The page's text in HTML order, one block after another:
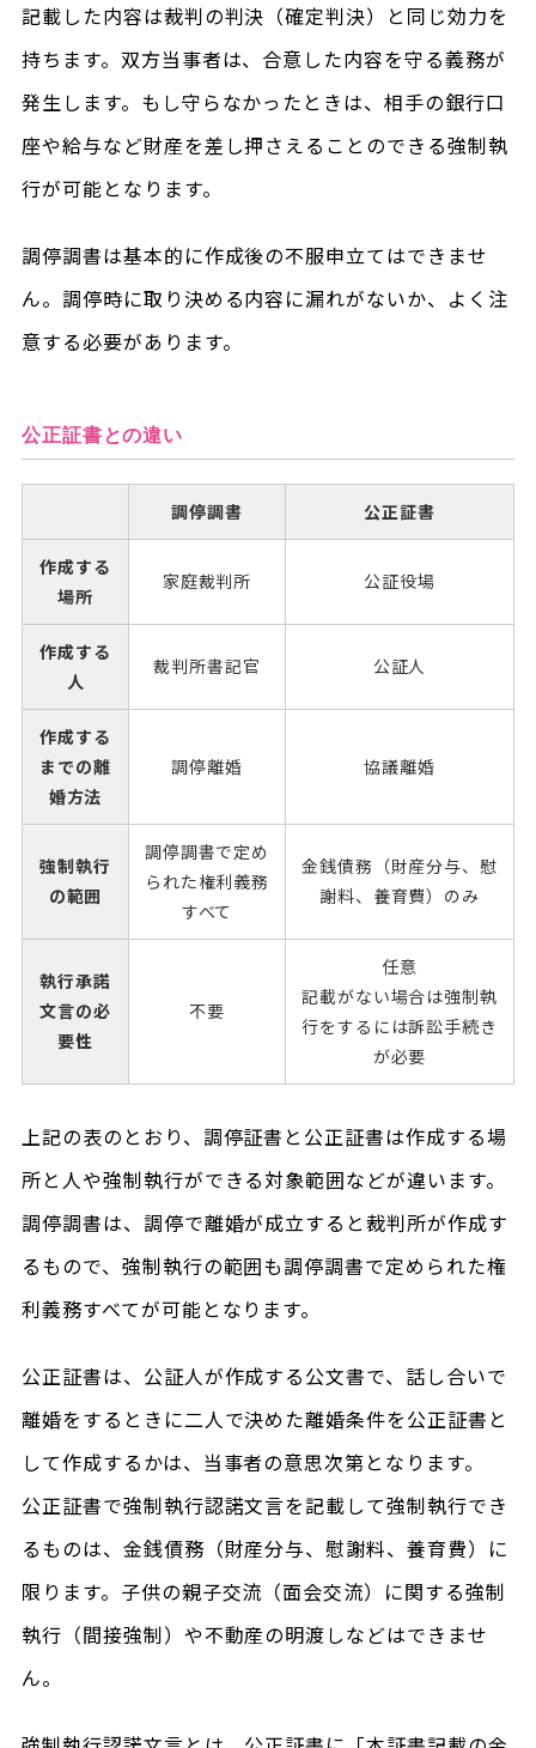
記載した内容は裁判の判決（確定判決）と同じ効力を
持ちます。双方当事者は、合意した内容を守る義務が
発生します。もし守らなかったときは、相手の銀行口
座や給与など財産を差し押さえることのできる強制執
行が可能となります。
調停調書は基本的に作成後の不服申立てはできませ
ん。調停時に取り決める内容に漏れがないか、よく注
意する必要があります。
公正証書との違い
調停調書 公正証書
作成する
場所
家庭裁判所 公証役場
作成する
人
裁判所書記官 公証人
作成する
までの離
婚方法
調停離婚 協議離婚
強制執行
の範囲
調停調書で定め
られた権利義務
すべて
金銭債務（財産分与、慰
謝料、養育費）のみ
執行承諾
文言の必
要性
不要
任意
記載がない場合は強制執
行をするには訴訟手続き
が必要
上記の表のとおり、調停証書と公正証書は作成する場
所と人や強制執行ができる対象範囲などが違います。
調停調書は、調停で離婚が成立すると裁判所が作成す
るもので、強制執行の範囲も調停調書で定められた権
利義務すべてが可能となります。
公正証書は、公証人が作成する公文書で、話し合いで
離婚をするときに二人で決めた離婚条件を公正証書と
して作成するかは、当事者の意思次第となります。
公正証書で強制執行認諾文言を記載して強制執行でき
るものは、金銭債務（財産分与、慰謝料、養育費）に
限ります。子供の親子交流（面会交流）に関する強制
執行（間接強制）や不動産の明渡しなどはできませ
ん。